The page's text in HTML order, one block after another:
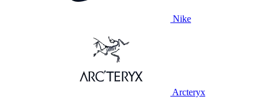
Nike
Arcteryx